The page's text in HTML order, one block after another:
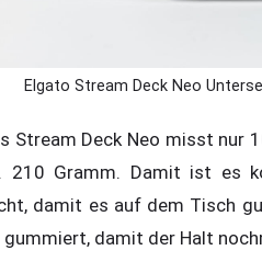
Elgato Stream Deck Neo
Stream Deck Neo misst nur
210 Gramm. Damit ist es
damit es auf dem Tisch
damit der Halt